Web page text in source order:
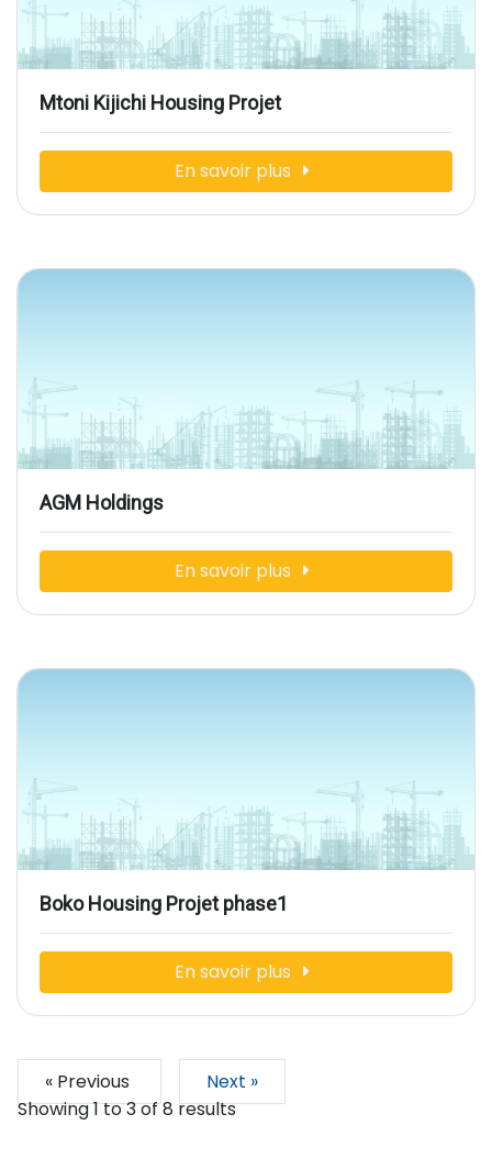
Mtoni Kijichi Housing Projet
En savoir plus
AGM Holdings
En savoir plus
Boko Housing Projet phase1
En savoir plus
« Previous
Next »
Showing1to3of8 results